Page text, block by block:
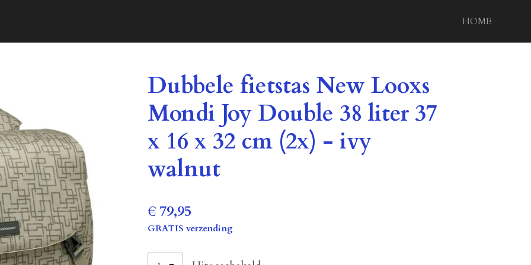
HOME
Dubbele fietstas New Looxs
Mondi Joy Double 38 liter 37
x 16 x 32 cm (2x) - ivy
walnut
€ 79,95
GRATIS verzending